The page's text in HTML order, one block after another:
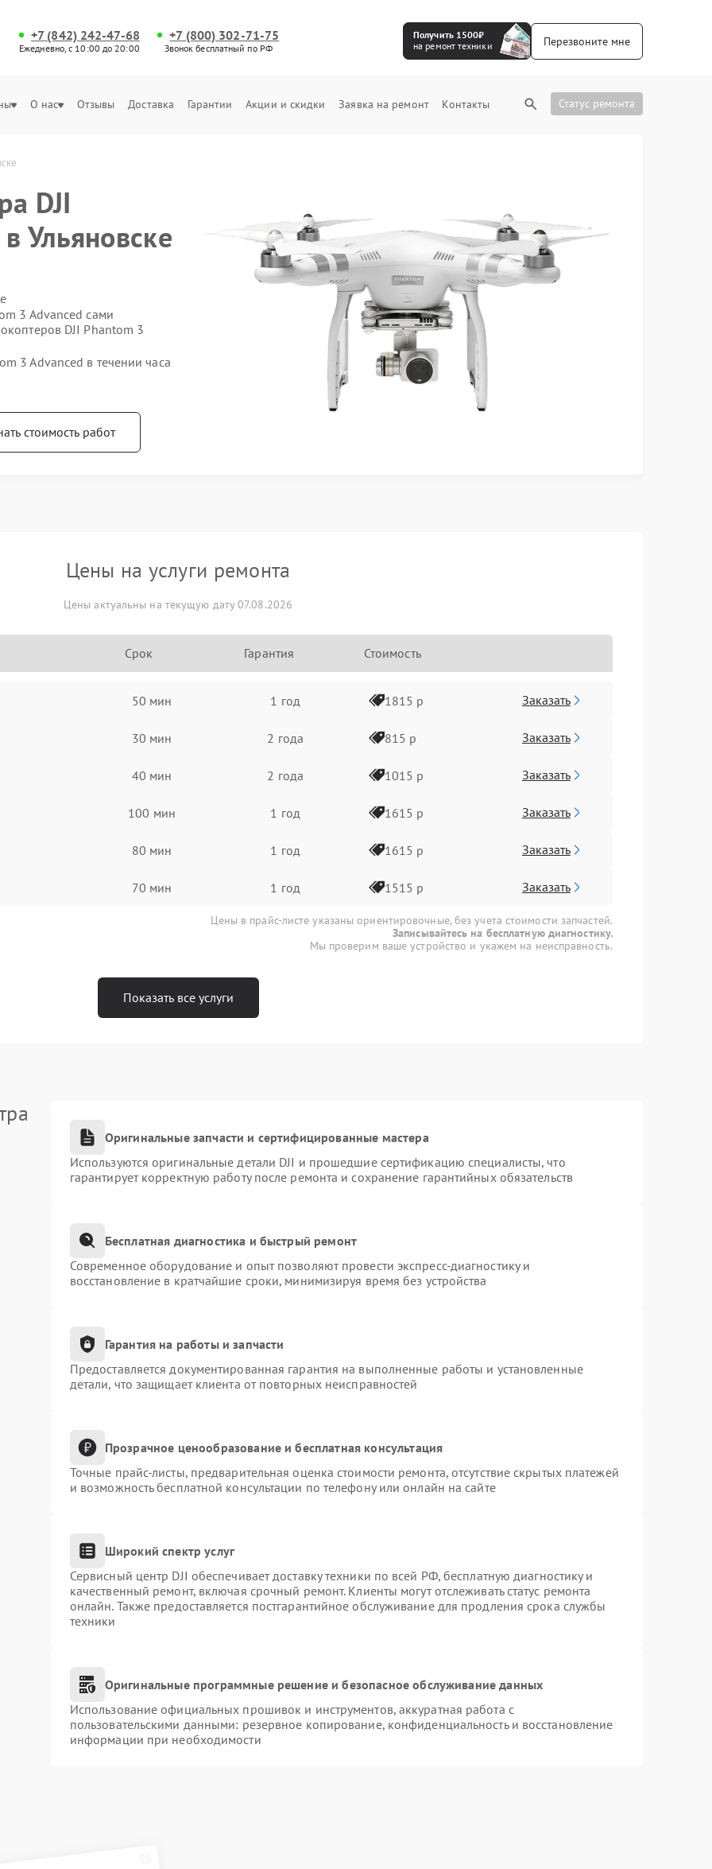
+7 (842) 242-47-68
Ежедневно, с 10:00 до 20:00
+7 (800) 302-71-75
Звонок бесплатный по РФ
Получить 1500₽
на ремонт техники
Перезвоните мне
О нас Отзывы Доставка Гарантии Акции и скидки Заявка на ремонт Контакты Статус ремонта
DJI
Ульяновске
3 Advanced сами
DJI Phantom 3
3 Advanced в течении часа
стоимость работ
Цены на услуги ремонта
Цены актуальны на текущую дату 07.08.2026
Срок Гарантия Стоимость
50 мин 1 год 1815 р Заказать
30 мин 2 года 815 р Заказать
40 мин 2 года 1015 р Заказать
100 мин 1 год 1615 р Заказать
80 мин 1 год 1615 р Заказать
70 мин 1 год 1515 р Заказать
Цены в прайс-листе указаны ориентировочные, без учета стоимости запчастей.
Записывайтесь на бесплатную диагностику.
Мы проверим ваше устройство и укажем на неисправность.
Показать все услуги
Оригинальные запчасти и сертифицированные мастера
Используются оригинальные детали DJI и прошедшие сертификацию специалисты, что
гарантирует корректную работу после ремонта и сохранение гарантийных обязательств
Бесплатная диагностика и быстрый ремонт
Современное оборудование и опыт позволяют провести экспресс-диагностику и
восстановление в кратчайшие сроки, минимизируя время без устройства
Гарантия на работы и запчасти
Предоставляется документированная гарантия на выполненные работы и установленные
детали, что защищает клиента от повторных неисправностей
Прозрачное ценообразование и бесплатная консультация
Точные прайс-листы, предварительная оценка стоимости ремонта, отсутствие скрытых платежей
и возможность бесплатной консультации по телефону или онлайн на сайте
Широкий спектр услуг
Сервисный центр DJI обеспечивает доставку техники по всей РФ, бесплатную диагностику и
качественный ремонт, включая срочный ремонт. Клиенты могут отслеживать статус ремонта
онлайн. Также предоставляется постгарантийное обслуживание для продления срока службы
техники
Оригинальные программные решение и безопасное обслуживание данных
Использование официальных прошивок и инструментов, аккуратная работа с
пользовательскими данными: резервное копирование, конфиденциальность и восстановление
информации при необходимости